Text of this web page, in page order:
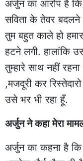
अर्जुन का आरोप है
सविता के तेवर
तुम बहुत काले हो
हटने लगी. हालांकि
तुम्हारे साथ नहीं
,मजदूरी कर
उसे भर भी रहा हूँ.
अर्जुन ने कहा मेरा
अर्जुन का कहना है कि